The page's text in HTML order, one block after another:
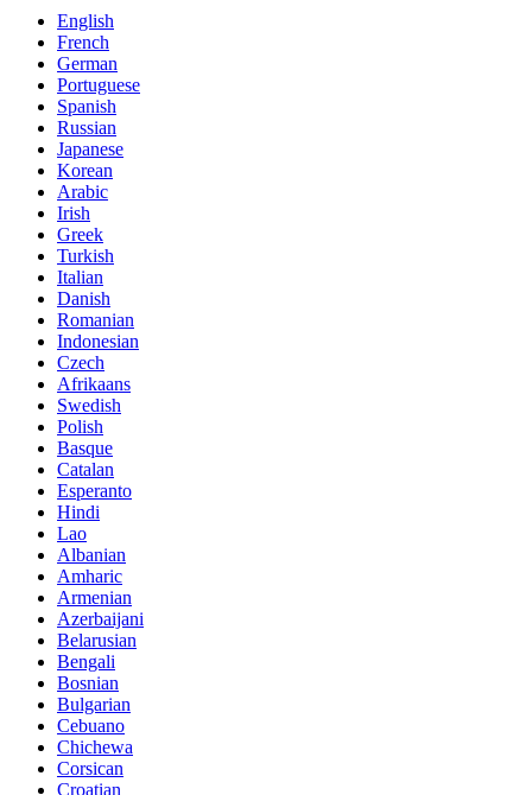
English
French
German
Portuguese
Spanish
Russian
Japanese
Korean
Arabic
Irish
Greek
Turkish
Italian
Danish
Romanian
Indonesian
Czech
Afrikaans
Swedish
Polish
Basque
Catalan
Esperanto
Hindi
Lao
Albanian
Amharic
Armenian
Azerbaijani
Belarusian
Bengali
Bosnian
Bulgarian
Cebuano
Chichewa
Corsican
Croatian